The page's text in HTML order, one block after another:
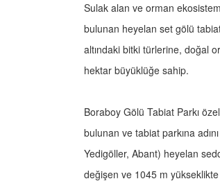
Sulak alan ve orman
bulunan heyelan set gölü
altındaki bitki türlerine, doğal
hektar büyüklüğe sahip.
Boraboy Gölü Tabiat Parkı
bulunan ve tabiat parkına
Yedigöller, Abant) heyelan
değişen ve 1045 m